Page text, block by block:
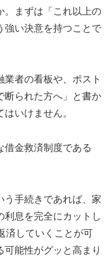
。まずは「これ以上の
強い決意を持つことで
者の看板や、ポスト
断られた方へ」と書か
いけません。
借金救済制度である
う手続きであれば、家
利息を完全にカットし
済していくことが可
能性がグッと高まり